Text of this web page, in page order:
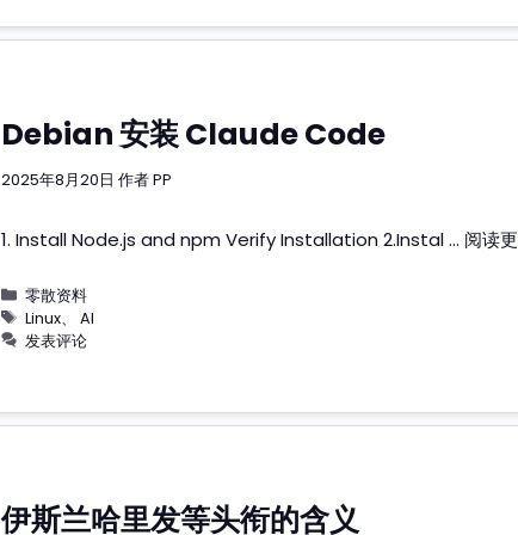
Debian 安装 Claude Code
2025年8月20日 作者PP
1. Install Node.js and npm Verify Installation 2.Instal … 阅读
分
类
零散资料
标
签
Linux、AI
发表评论
伊斯兰哈里发等头衔的含义